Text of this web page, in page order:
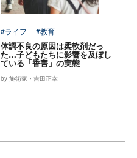
#ライフ #教育
体調不良の原因は柔軟剤だっ
た…子どもたちに影響を及ぼし
ている「香害」の実態
by 施術家・吉田正幸